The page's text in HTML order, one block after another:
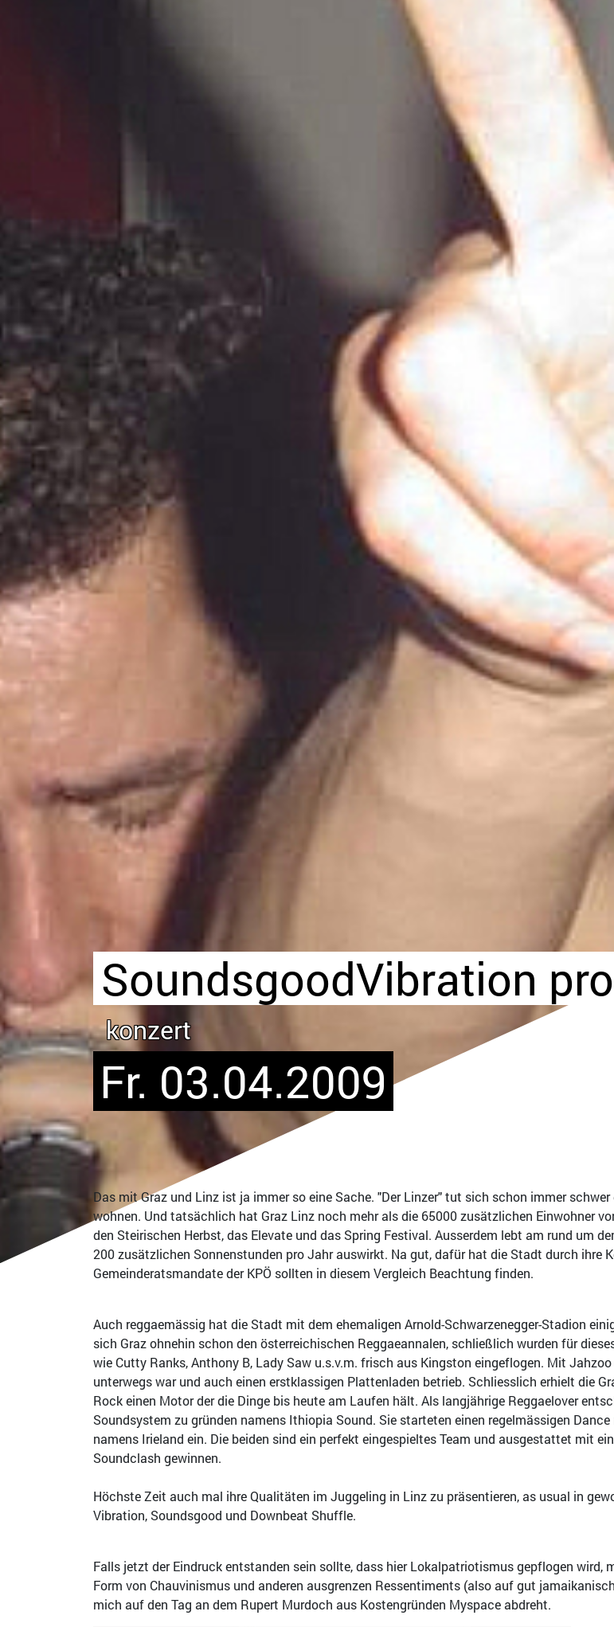
SoundsgoodVibration
konzert
Fr. 03.04.2009
Das mit Graz und Linz ist ja immer so eine Sache. "Der Linzer" tut sich schon immer
wohnen. Und tatsächlich hat Graz Linz noch mehr als die 65000 zusätzlichen Einwohner
den Steirischen Herbst, das Elevate und das Spring Festival. Ausserdem lebt am rund um
200 zusätzlichen Sonnenstunden pro Jahr auswirkt. Na gut, dafür hat die Stadt durch ihre
Gemeinderatsmandate der KPÖ sollten in diesem Vergleich Beachtung finden.
Auch reggaemässig hat die Stadt mit dem ehemaligen Arnold-Schwarzenegger-Stadion
sich Graz ohnehin schon den österreichischen Reggaeannalen, schließlich wurden für
wie Cutty Ranks, Anthony B, Lady Saw u.s.v.m. frisch aus Kingston eingeflogen. Mit
unterwegs war und auch einen erstklassigen Plattenladen betrieb. Schliesslich erhielt die
Rock einen Motor der die Dinge bis heute am Laufen hält. Als langjährige Reggaelover
Soundsystem zu gründen namens Ithiopia Sound. Sie starteten einen regelmässigen
namens Irieland ein. Die beiden sind ein perfekt eingespieltes Team und ausgestattet mit
Soundclash gewinnen.
Höchste Zeit auch mal ihre Qualitäten im Juggeling in Linz zu präsentieren, as usual in
Vibration, Soundsgood und Downbeat Shuffle.
Falls jetzt der Eindruck entstanden sein sollte, dass hier Lokalpatriotismus gepflogen wird,
Form von Chauvinismus und anderen ausgrenzen Ressentiments (also auf gut
mich auf den Tag an dem Rupert Murdoch aus Kostengründen Myspace abdreht.